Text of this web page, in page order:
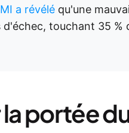
a révélé qu'une
touchant 35 %
portée